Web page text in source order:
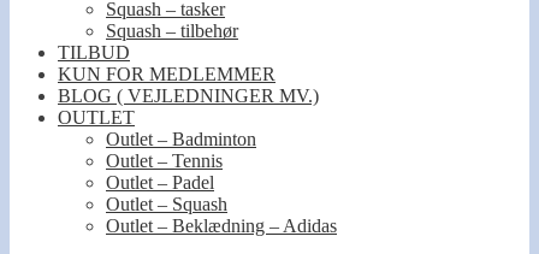
Squash – tasker
Squash – tilbehør
TILBUD
KUN FOR MEDLEMMER
BLOG ( VEJLEDNINGER MV.)
OUTLET
Outlet – Badminton
Outlet – Tennis
Outlet – Padel
Outlet – Squash
Outlet – Beklædning – Adidas